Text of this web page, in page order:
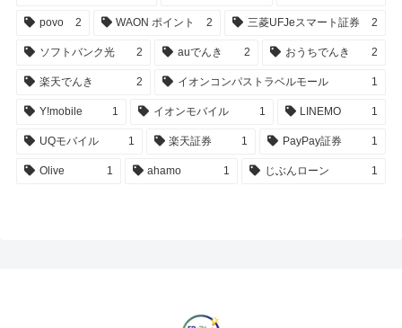
povo 2 WAON ポイント 2 三菱UFJeスマート証券 2
ソフトバンク光 2 auでんき 2 おうちでんき 2
楽天でんき 2 イオンコンパストラベルモール 1
Y!mobile 1 イオンモバイル 1 LINEMO 1
UQモバイル 1 楽天証券 1 PayPay証券 1
Olive 1 ahamo 1 じぶんローン 1